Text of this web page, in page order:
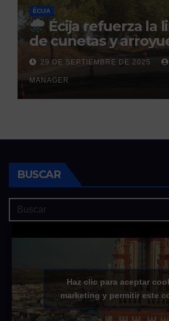
ÉCIJA
Écija refuerza la
de cunetas y
la llegada de las
otoñales
29 DE SEPTIEMBRE DE 2025
MANAGER
BUSCAR
Haz clic para aceptar
marketing y permitir este